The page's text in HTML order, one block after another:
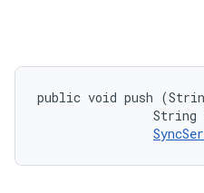
public void push
String